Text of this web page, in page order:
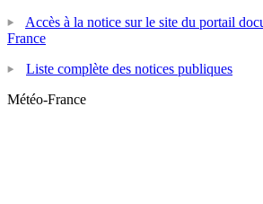
Accès à la notice sur le site du portail
France
Liste complète des notices publiques
Météo-France